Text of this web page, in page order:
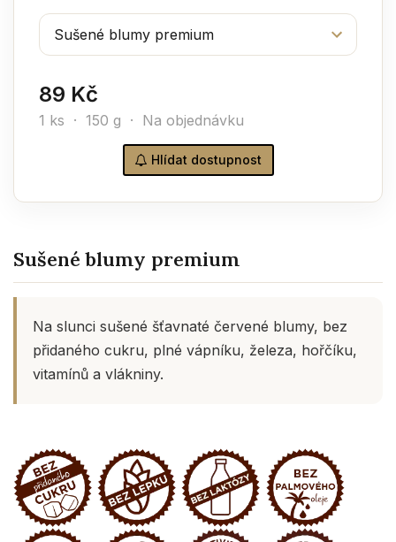
89 Kč
1 ks · 150 g · Na objednávku
Hlídat dostupnost
Sušené blumy premium
Na slunci sušené šťavnaté červené blumy, bez
přidaného cukru, plné vápníku, železa, hořčíku,
vitamínů a vlákniny.